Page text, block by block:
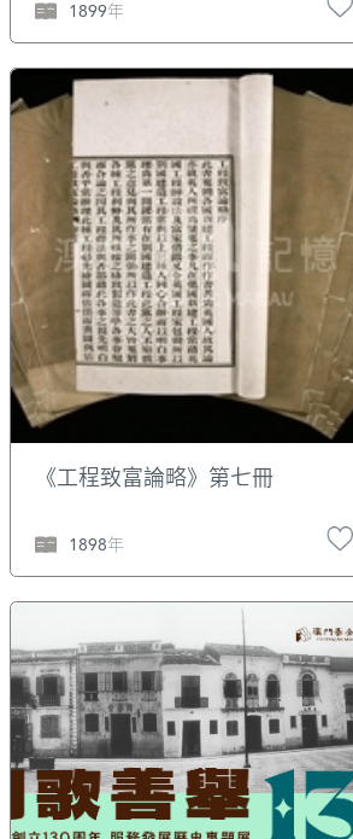
1899年
《工程致富論略》第七冊
1898年